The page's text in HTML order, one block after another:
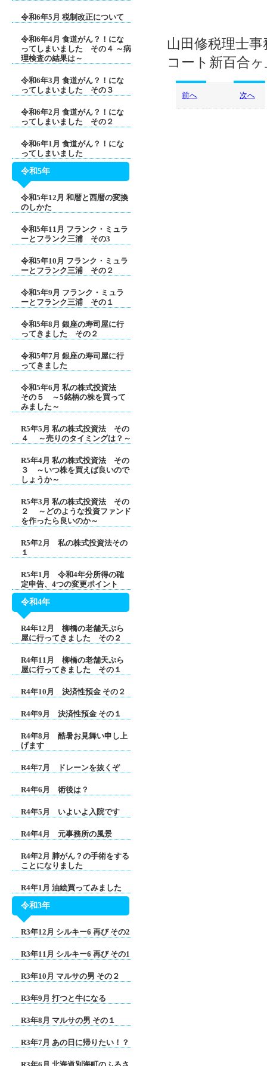
令和6年5月 税制改正について
令和6年4月 食道がん？！にな
ってしまいました その４ ～病
理検査の結果は～
令和6年3月 食道がん？！にな
ってしまいました その３
令和6年2月 食道がん？！にな
ってしまいました その２
令和6年1月 食道がん？！にな
ってしまいました
令和5年
令和5年12月 和暦と西暦の変換
のしかた
令和5年11月 フランク・ミュラ
ーとフランク三浦 その3
令和5年10月 フランク・ミュラ
ーとフランク三浦 その２
令和5年9月 フランク・ミュラ
ーとフランク三浦 その１
令和5年8月 銀座の寿司屋に行
ってきました その２
令和5年7月 銀座の寿司屋に行
ってきました
令和5年6月 私の株式投資法
その５ ～5銘柄の株を買って
みました～
R5年5月 私の株式投資法 その
４ ～売りのタイミングは？～
R5年4月 私の株式投資法 その
３ ～いつ株を買えば良いので
しょうか～
R5年3月 私の株式投資法 その
２ ～どのような投資ファンド
を作ったら良いのか～
R5年2月 私の株式投資法その
１
R5年1月 令和4年分所得の確
定申告、4つの変更ポイント
令和4年
R4年12月 柳橋の老舗天ぷら
屋に行ってきました その２
R4年11月 柳橋の老舗天ぷら
屋に行ってきました その１
R4年10月 決済性預金 その２
R4年9月 決済性預金 その１
R4年8月 酷暑お見舞い申し上
げます
R4年7月 ドレーンを抜くぞ
R4年6月 術後は？
R4年5月 いよいよ入院です
R4年4月 元事務所の風景
R4年2月 肺がん？の手術をする
ことになりました
R4年1月 油絵買ってみました
令和3年
R3年12月 シルキー6 再び その2
R3年11月 シルキー6 再び その1
R3年10月 マルサの男 その２
R3年9月 打つと牛になる
R3年8月 マルサの男 その１
R3年7月 あの日に帰りたい！？
山田修税理士
コート新百合
前へ 次へ